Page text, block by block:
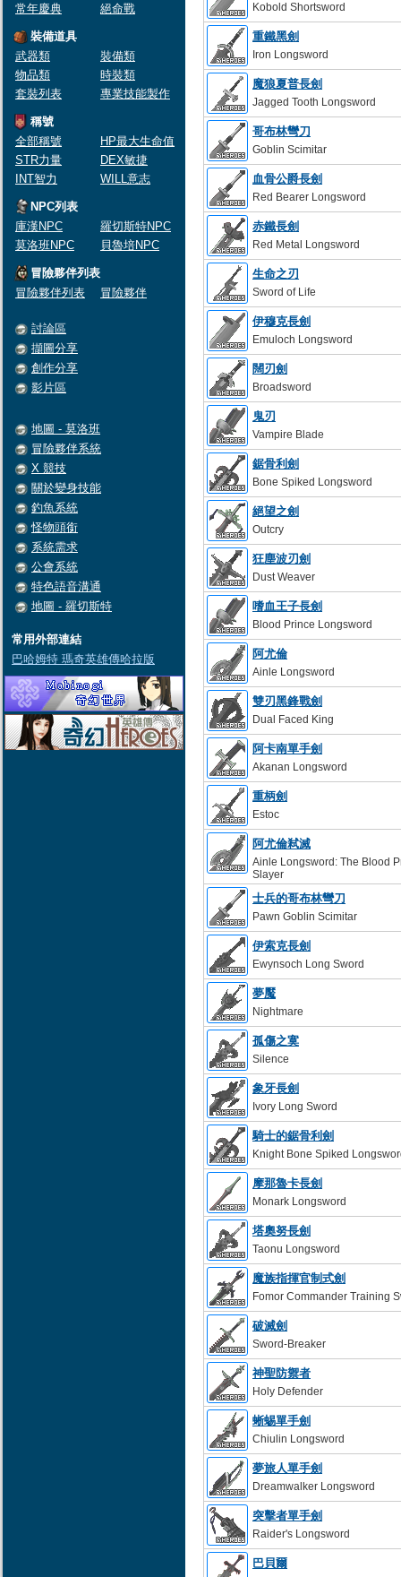
常年慶典
絕命戰
裝備道具
武器類
裝備類
物品類
時裝類
套裝列表
專業技能製作
稱號
全部稱號
HP最大生命值
STR力量
DEX敏捷
INT智力
WILL意志
NPC列表
庫漢NPC
羅切斯特NPC
莫洛班NPC
貝魯培NPC
冒險夥伴列表
冒險夥伴列表
冒險夥伴
討論區
擷圖分享
創作分享
影片區
地圖 - 莫洛班
冒險夥伴系統
X 競技
關於變身技能
釣魚系統
怪物頭銜
系統需求
公會系統
特色語音溝通
地圖 - 羅切斯特
常用外部連結
巴哈姆特 瑪奇英雄傳哈拉版
Kobold Shortsword
重鐵黑劍
Iron Longsword
魔狼夏普長劍
Jagged Tooth Longsword
哥布林彎刀
Goblin Scimitar
血骨公爵長劍
Red Bearer Longsword
赤鐵長劍
Red Metal Longsword
生命之刃
Sword of Life
伊穆克長劍
Emuloch Longsword
闊刃劍
Broadsword
鬼刃
Vampire Blade
鋸骨利劍
Bone Spiked Longsword
絕望之劍
Outcry
狂塵波刃劍
Dust Weaver
嗜血王子長劍
Blood Prince Longsword
阿尤倫
Ainle Longsword
雙刃黑鋒戰劍
Dual Faced King
阿卡南單手劍
Akanan Longsword
重柄劍
Estoc
阿尤倫弒滅
Ainle Longsword: The Blood
Slayer
士兵的哥布林彎刀
Pawn Goblin Scimitar
伊索克長劍
Ewynsoch Long Sword
夢魘
Nightmare
孤傷之寞
Silence
象牙長劍
Ivory Long Sword
騎士的鋸骨利劍
Knight Bone Spiked
摩那魯卡長劍
Monark Longsword
塔奧努長劍
Taonu Longsword
魔族指揮官制式劍
Fomor Commander Training
破滅劍
Sword-Breaker
神聖防禦者
Holy Defender
蜥蜴單手劍
Chiulin Longsword
夢旅人單手劍
Dreamwalker Longsword
突擊者單手劍
Raider's Longsword
巴貝爾